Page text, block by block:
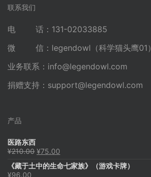
联系我们
电 话：131-02033885
微 信：legendowl（科学猫头鹰01）
业务联系： info@legendowl.com
捐赠支持： support@legendowl.com
产品
医路东西
¥210.00 原
为：
¥75.00
价
《藏于土中的生命七家族》（游戏卡牌）
¥96.00